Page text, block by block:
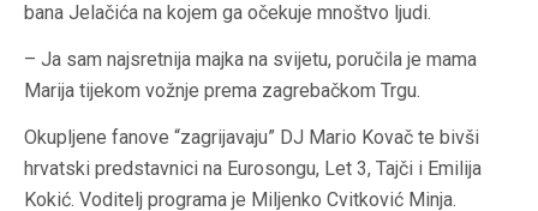
bana Jelačića na kojem ga očekuje mnoštvo ljudi.
– Ja sam najsretnija majka na svijetu, poručila je mama
Marija tijekom vožnje prema zagrebačkom Trgu.
Okupljene fanove “zagrijavaju” DJ Mario Kovač te bivši
hrvatski predstavnici na Eurosongu, Let 3, Tajči i Emilija
Kokić. Voditelj programa je Miljenko Cvitković Minja.